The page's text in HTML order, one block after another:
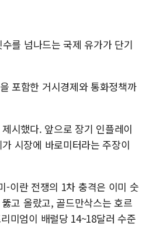
를 넘나드는 국제 유가가 단기
포함한 거시경제와 통화정책까
시했다. 앞으로 장기 인플레이
시장에 바로미터라는 주장이
-이란 전쟁의 1차 충격은 이미 숫
고 올랐고, 골드만삭스는 호르
미엄이 배럴당 14~18달러 수준